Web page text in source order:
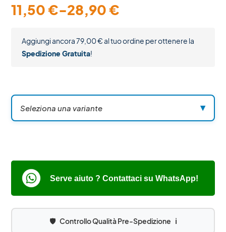
11,50€-28,90€
Aggiungi ancora79,00€al tuo ordine per ottenere la
Spedizione Gratuita!
Seleziona una variante ▼
Serve aiuto ? Contattaci su WhatsApp!
🛡️ Controllo Qualità Pre-Spedizione ℹ️